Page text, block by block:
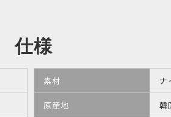
仕様
素材 ナ
原産地 韓